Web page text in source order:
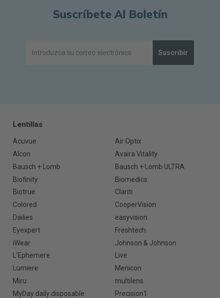
Suscríbete Al Boletín
Suscribir
Lentillas
Acuvue
Air Optix
Alcon
Avaira Vitality
Bausch + Lomb
Bausch + Lomb ULTRA
Biofinity
Biomedics
Biotrue
Clariti
Colored
CooperVision
Dailies
easyvision
Eyexpert
Freshtech
iWear
Johnson & Johnson
L'Ephemere
Live
Lumiere
Menicon
Miru
multilens
MyDay daily disposable
Precision1